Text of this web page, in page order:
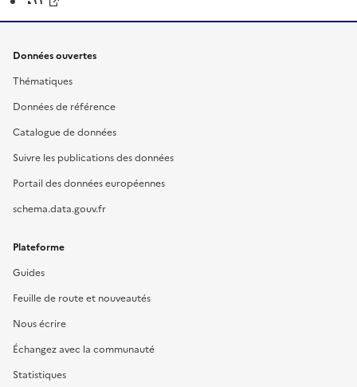
Données ouvertes
Thématiques
Données de référence
Catalogue de données
Suivre les publications des données
Portail des données européennes
schema.data.gouv.fr
Plateforme
Guides
Feuille de route et nouveautés
Nous écrire
Échangez avec la communauté
Statistiques